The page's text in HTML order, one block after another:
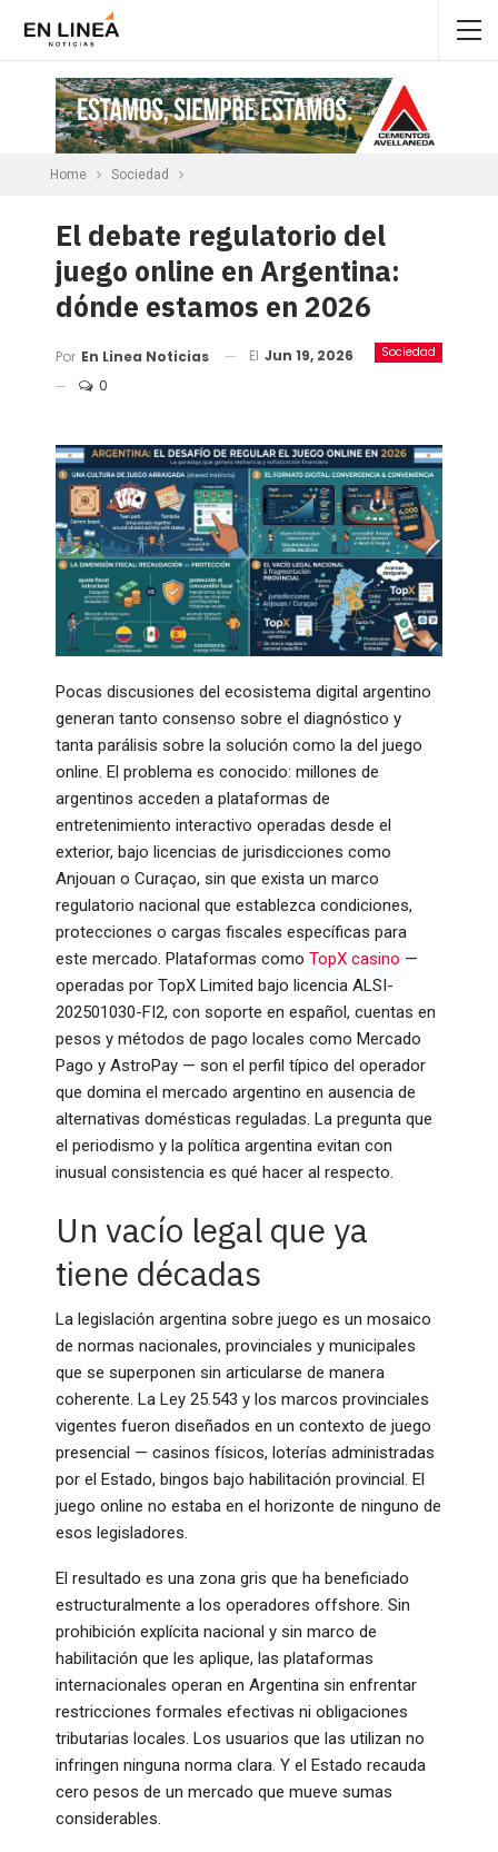
Home Sociedad
El debate regulatorio del
juego online en Argentina:
dónde estamos en 2026
Sociedad
Por En Linea Noticias El Jun 19, 2026
0
Pocas discusiones del ecosistema digital argentino
generan tanto consenso sobre el diagnóstico y
tanta parálisis sobre la solución como la del juego
online. El problema es conocido: millones de
argentinos acceden a plataformas de
entretenimiento interactivo operadas desde el
exterior, bajo licencias de jurisdicciones como
Anjouan o Curaçao, sin que exista un marco
regulatorio nacional que establezca condiciones,
protecciones o cargas fiscales específicas para
este mercado. Plataformas como TopX casino —
operadas por TopX Limited bajo licencia ALSI-
202501030-FI2, con soporte en español, cuentas en
pesos y métodos de pago locales como Mercado
Pago y AstroPay — son el perfil típico del operador
que domina el mercado argentino en ausencia de
alternativas domésticas reguladas. La pregunta que
el periodismo y la política argentina evitan con
inusual consistencia es qué hacer al respecto.
Un vacío legal que ya
tiene décadas
La legislación argentina sobre juego es un mosaico
de normas nacionales, provinciales y municipales
que se superponen sin articularse de manera
coherente. La Ley 25.543 y los marcos provinciales
vigentes fueron diseñados en un contexto de juego
presencial — casinos físicos, loterías administradas
por el Estado, bingos bajo habilitación provincial. El
juego online no estaba en el horizonte de ninguno de
esos legisladores.
El resultado es una zona gris que ha beneficiado
estructuralmente a los operadores offshore. Sin
prohibición explícita nacional y sin marco de
habilitación que les aplique, las plataformas
internacionales operan en Argentina sin enfrentar
restricciones formales efectivas ni obligaciones
tributarias locales. Los usuarios que las utilizan no
infringen ninguna norma clara. Y el Estado recauda
cero pesos de un mercado que mueve sumas
considerables.